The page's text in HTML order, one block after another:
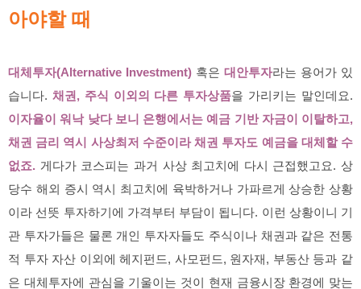
아야할 때
대체투자(Alternative Investment) 혹은 대안투자라는 용어가 있
습니다. 채권, 주식 이외의 다른 투자상품을 가리키는 말인데요.
이 자율이 워낙 낮다 보니 은행에서는 예금 기반 자금이 이탈하고,
채권 금리 역시 사상최저 수준이라 채권 투자도 예금을 대체할 수
없죠. 게다가 코스피는 과거 사상 최고치에 다시 근접했고요. 상
당수 해외 증시 역시 최고치에 육박하거나 가파르게 상승한 상황
이라 선뜻 투자하기에 가격부터 부담이 됩니다. 이런 상황이니 기
관 투자가들은 물론 개인 투자자들도 주식이나 채권과 같은 전통
적 투자 자산 이외에 헤지펀드, 사모펀드, 원자재, 부동산 등과 같
은 대체투자에 관심을 기울이는 것이 현재 금융시장 환경에 맞는